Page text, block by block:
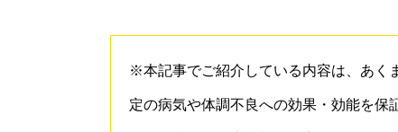
※本記事でご紹介している内容は、あく
定の病気や体調不良への効果・効能を